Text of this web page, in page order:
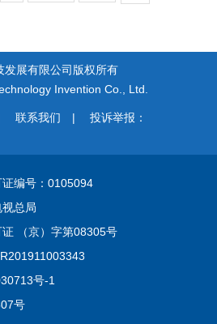
展有限公司版权所有
Invention Co., Ltd.
联系我们 | 投诉举报：
证编号：0105094
总局
（京）字第08305号
号-1
号